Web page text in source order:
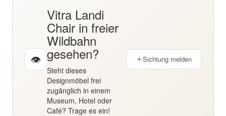
👁
Vitra Landi
Chair in freier
Wildbahn
gesehen?
Steht dieses
Designmöbel frei
zugänglich in einem
Museum, Hotel oder
Café? Trage es ein!
Sichtung melden